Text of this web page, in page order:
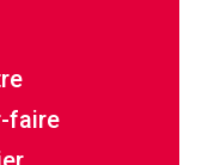
faire